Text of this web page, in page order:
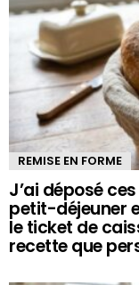
REMISE EN FORME
J’ai déposé
petit-déjeuner
le ticket de
recette que